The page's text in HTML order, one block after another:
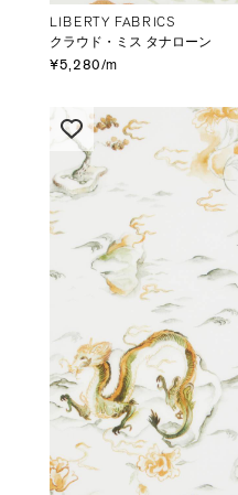
LIBERTY FABRICS
クラウド・ミス タナローン
¥5,280/m